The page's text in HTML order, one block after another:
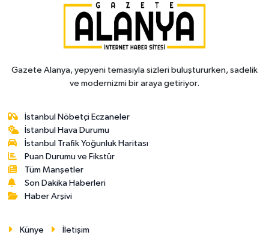
Gazete Alanya, yepyeni temasıyla sizleri buluştururken, sadelik
ve modernizmi bir araya getiriyor.
İstanbul Nöbetçi Eczaneler
İstanbul Hava Durumu
İstanbul Trafik Yoğunluk Haritası
Puan Durumu ve Fikstür
Tüm Manşetler
Son Dakika Haberleri
Haber Arşivi
Künye İletişim